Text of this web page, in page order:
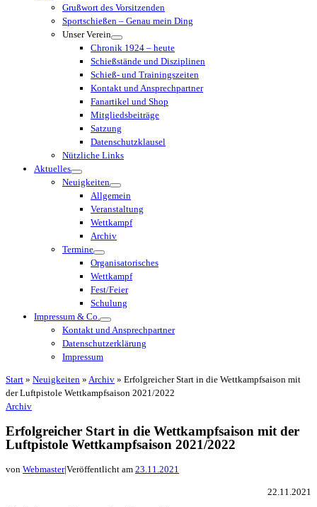
Grußwort des Vorsitzenden
Sportschießen – Genau mein Ding
Unser Verein
Chronik 1924 – heute
Schießstände und Disziplinen
Schieß- und Trainingszeiten
Kontakt und Ansprechpartner
Fanartikel und Shop
Mitgliedsbeiträge
Satzung
Datenschutzklausel
Nützliche Links
Aktuelles
Neuigkeiten
Allgemein
Veranstaltung
Wettkampf
Archiv
Termine
Organisatorisches
Wettkampf
Fest/Feier
Schulung
Impressum & Co.
Kontakt und Ansprechpartner
Datenschutzerklärung
Impressum
Start » Neuigkeiten » Archiv » Erfolgreicher Start in die Wettkampfsaison mit
der Luftpistole Wettkampfsaison 2021/2022
Archiv
Erfolgreicher Start in die Wettkampfsaison mit der
Luftpistole Wettkampfsaison 2021/2022
von Webmaster|Veröffentlicht am 23.11.2021
22.11.2021